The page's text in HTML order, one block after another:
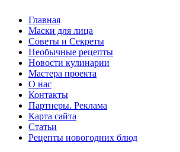
Главная
Маски для лица
Советы и Секреты
Необычные рецепты
Новости кулинарии
Мастера проекта
О нас
Контакты
Партнеры. Реклама
Карта сайта
Статьи
Рецепты новогодних блюд